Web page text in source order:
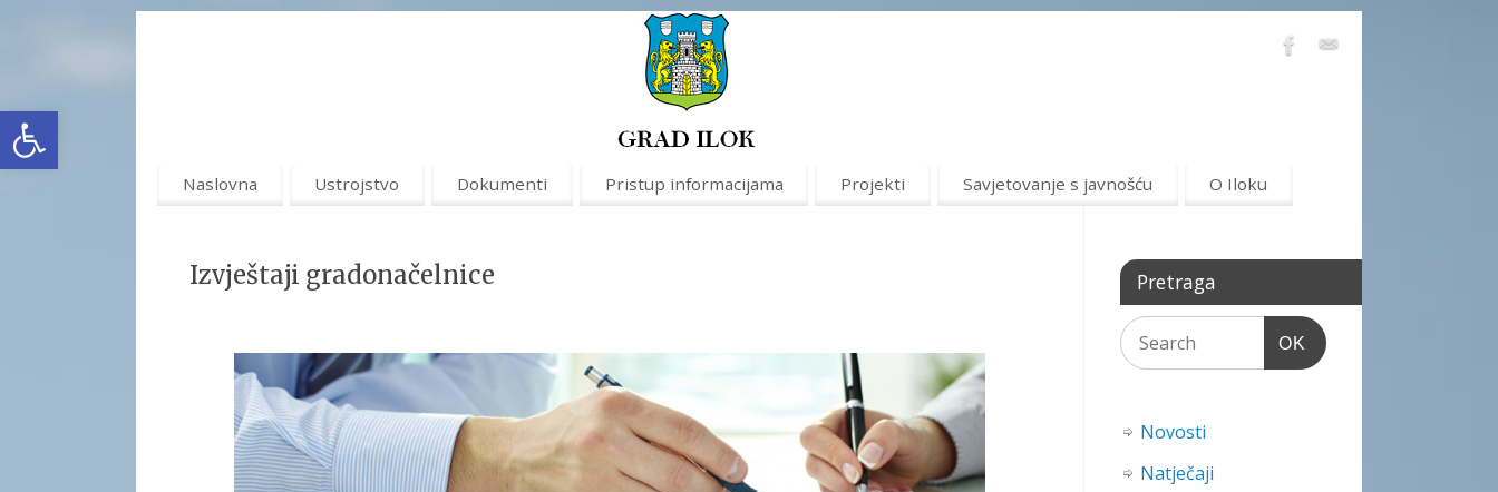
Open toolbar
Naslovna Ustrojstvo Dokumenti Pristup informacijama Projekti Savjetovanje s javnošću O Iloku
Izvještaji gradonačelnice Pretraga
OK
Novosti
Natječaji